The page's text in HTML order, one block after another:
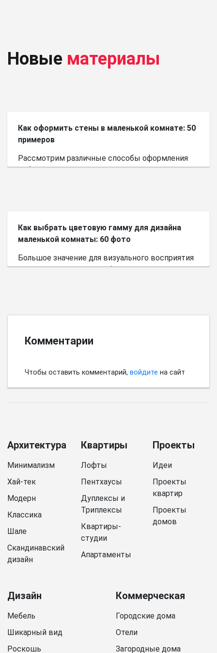
Новые материалы
Как оформить стены в маленькой комнате: 50
примеров
Рассмотрим различные способы оформления
небольшого пространства.
Как выбрать цветовую гамму для дизайна
маленькой комнаты: 60 фото
Большое значение для визуального восприятия
пространства имеет выбор цветовой палитры.
Комментарии
Чтобы оставить комментарий, войдите на сайт
Архитектура
Минимализм
Хай-тек
Модерн
Классика
Шале
Скандинавский
дизайн
Квартиры
Лофты
Пентхаусы
Дуплексы и
Триплексы
Квартиры-
студии
Апартаменты
Проекты
Идеи
Проекты
квартир
Проекты
домов
Дизайн
Мебель
Шикарный вид
Роскошь
Коммерческая
Городские дома
Отели
Загородные дома